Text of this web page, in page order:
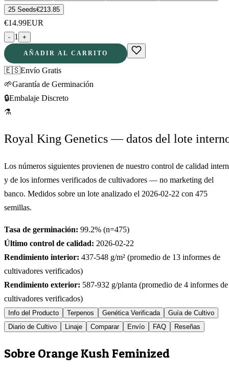
25 Seeds€213.85
€14.99EUR
- 1 +
AÑADIR AL CARRITO
🇪🇸Envío Gratis
🌱Garantía de Germinación
🔒Embalaje Discreto
⚗
Royal King Genetics — datos del lote
Los números siguientes provienen de nuestro control de calidad
y de los informes verificados de cultivadores — no marketing del
banco. Medidos sobre un lote analizado el 2026-02-22 con 475
semillas.
Tasa de germinación: 99.2% (n=475)
Último control de calidad: 2026-02-22
Rendimiento interior: 437-548 g/m² (promedio de 13 informes de
cultivadores verificados)
Rendimiento exterior: 587-932 g/planta (promedio de 4 informes de
cultivadores verificados)
Info del Producto Terpenos Genética Verificada
Guía de Cultivo
Diario de Cultivo
Linaje Comparar Envío FAQ Reseñas
Sobre Orange Kush Feminized